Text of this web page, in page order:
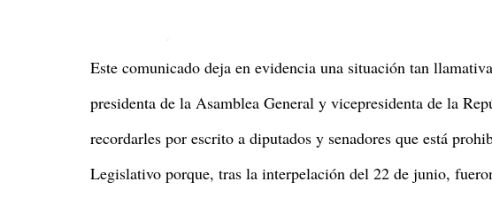
Este comunicado deja en evidencia una situación tan
presidenta de la Asamblea General y vicepresidenta de la
recordarles por escrito a diputados y senadores que está
Legislativo porque, tras la interpelación del 22 de junio,